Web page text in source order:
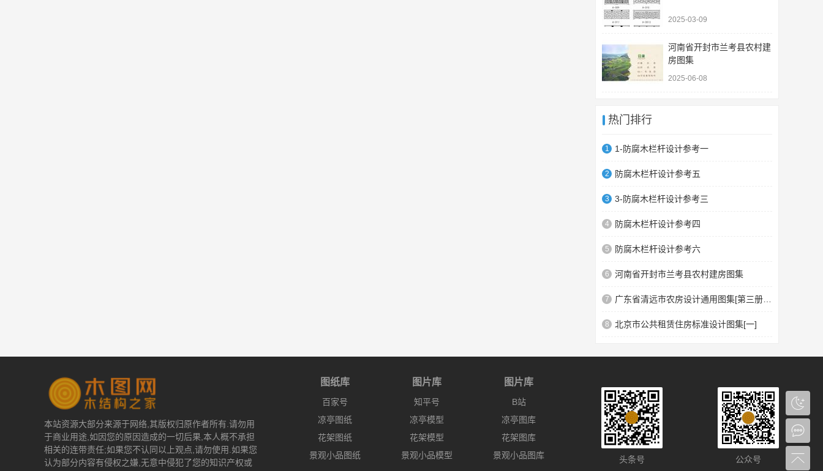
2025-03-09
河南省开封市兰考县农村建
房图集
2025-06-08
热门排行
1 1-防腐木栏杆设计参考一
2 防腐木栏杆设计参考五
3 3-防腐木栏杆设计参考三
4 防腐木栏杆设计参考四
5 防腐木栏杆设计参考六
6 河南省开封市兰考县农村建房图集
7
8 北京市公共租赁住房标准设计图集[一]
本站资源大部分来源于网络,其版权归原作者所有.请勿用
于商业用途,如因您的原因造成的一切后果,本人概不承担
相关的连带责任;如果您不认同以上观点,请勿使用.如果您
认为部分内容有侵权之嫌,无意中侵犯了您的知识产权或
图纸库
百家号
凉亭图纸
花架图纸
景观小品图纸
图片库
知平号
凉亭模型
花架模型
景观小品模型
图片库
B站
凉亭图库
花架图库
景观小品图库
公众号
头条号